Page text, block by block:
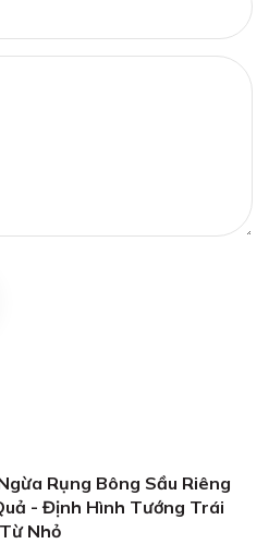
Rụng Bông Sầu Riêng
- Định Hình Tướng Trái
Nhỏ